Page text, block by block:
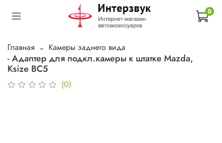
0
Главная Камеры заднего вида
- Адаптер для подкл.камеры к штатке Mazda,
Ksize BC5
(0)